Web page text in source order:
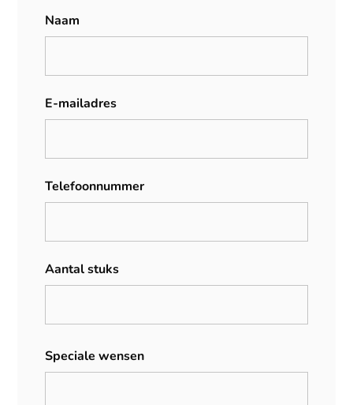
Naam
E-mailadres
Telefoonnummer
Aantal stuks
Speciale wensen